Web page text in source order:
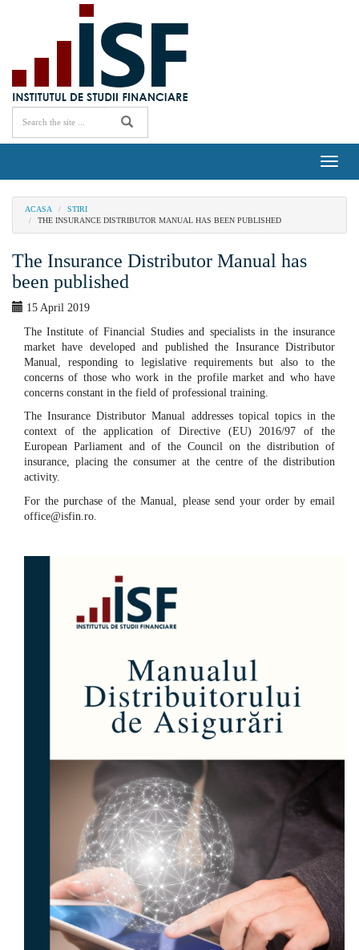
Toggle
ACASA
STIRI
THE INSURANCE DISTRIBUTOR MANUAL HAS BEEN PUBLISHED
The Insurance Distributor Manual has
been published
15 April 2019
The Institute of Financial Studies and specialists in the insurance
market have developed and published the Insurance Distributor
Manual, responding to legislative requirements but also to the
concerns of those who work in the profile market and who have
concerns constant in the field of professional training.
TheInsurance Distributor Manual addresses topical topics in the
context of the application of Directive (EU) 2016/97 of the
European Parliament and of the Council on the distribution of
insurance, placing the consumer at the centre of the distribution
activity.
For the purchase of the Manual, please send your order by email
office@isfin.ro.